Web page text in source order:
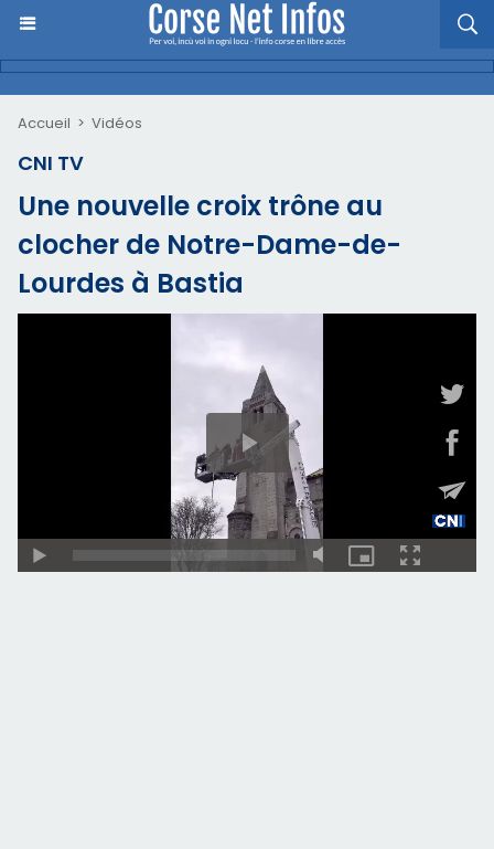
Accueil > Vidéos
CNI TV
Une nouvelle croix trône au
clocher de Notre-Dame-de-
Lourdes à Bastia